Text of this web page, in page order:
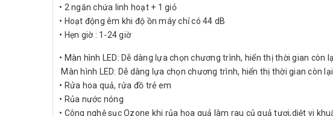
• 2 ngăn chứa linh hoạt + 1 giỏ
• Hoạt động êm khi độ ồn máy chỉ có 44 dB
• Hẹn giờ : 1-24 giờ
• Màn hình LED: Dễ dàng lựa chọn chương trình, hiển thị thời gian còn
Màn hình LED: Dễ dàng lựa chọn chương trình, hiển thị thời gian còn lại
• Rửa hoa quả, rửa đồ trẻ em
• Rủa nước nóng
• Công nghệ sục Ozone khi rủa hoa quả làm rau củ quả tươi,diệt vi